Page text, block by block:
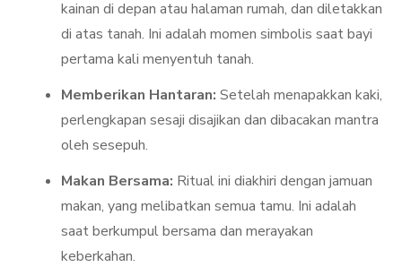
kainan di depan atau halaman rumah, dan diletakkan
di atas tanah. Ini adalah momen simbolis saat bayi
pertama kali menyentuh tanah.
Memberikan Hantaran: Setelah menapakkan kaki,
perlengkapan sesaji disajikan dan dibacakan mantra
oleh sesepuh.
Makan Bersama: Ritual ini diakhiri dengan jamuan
makan, yang melibatkan semua tamu. Ini adalah
saat berkumpul bersama dan merayakan
keberkahan.